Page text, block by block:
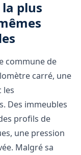
la plus
commune de
carré, une
les
Des immeubles
profils de
une pression
Malgré sa